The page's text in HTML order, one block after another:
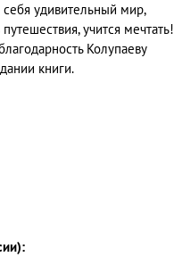
себя удивительный мир,
учится мечтать!
Колупаеву
книги.